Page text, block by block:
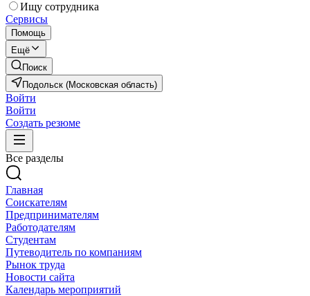
Ищу сотрудника
Сервисы
Помощь
Ещё
Поиск
Подольск (Московская область)
Войти
Войти
Создать резюме
Все разделы
Главная
Соискателям
Предпринимателям
Работодателям
Студентам
Путеводитель по компаниям
Рынок труда
Новости сайта
Календарь мероприятий